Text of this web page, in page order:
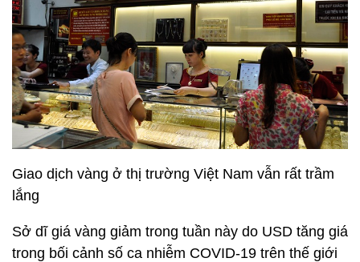
Giao dịch vàng ở thị trường Việt Nam vẫn rất trầm
lắng
Sở dĩ giá vàng giảm trong tuần này do USD tăng giá
trong bối cảnh số ca nhiễm COVID-19 trên thế giới